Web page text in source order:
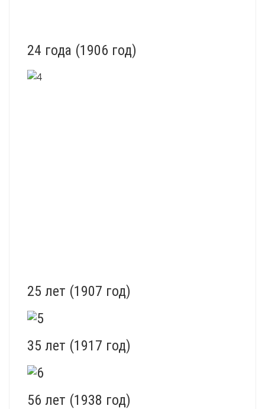
24 года (1906 год)
25 лет (1907 год)
35 лет (1917 год)
56 лет (1938 год)